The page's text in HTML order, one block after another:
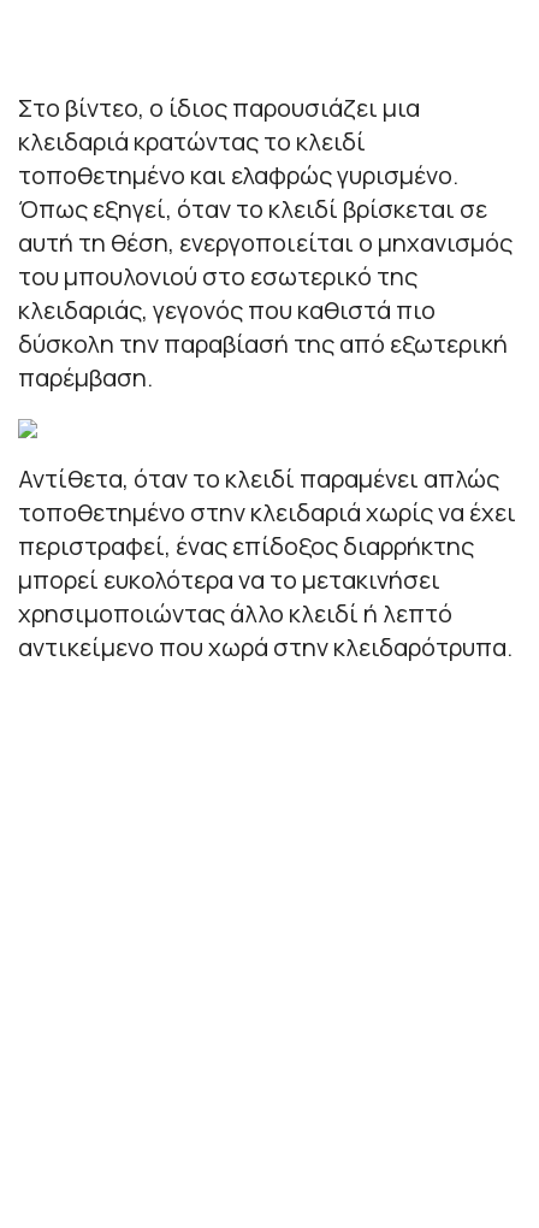
Στο βίντεο, ο ίδιος παρουσιάζει μια
κλειδαριά κρατώντας το κλειδί
τοποθετημένο και ελαφρώς γυρισμένο.
Όπως εξηγεί, όταν το κλειδί βρίσκεται σε
αυτή τη θέση, ενεργοποιείται ο μηχανισμός
του μπουλονιού στο εσωτερικό της
κλειδαριάς, γεγονός που καθιστά πιο
δύσκολη την παραβίασή της από εξωτερική
παρέμβαση.
Αντίθετα, όταν το κλειδί παραμένει απλώς
τοποθετημένο στην κλειδαριά χωρίς να έχει
περιστραφεί, ένας επίδοξος διαρρήκτης
μπορεί ευκολότερα να το μετακινήσει
χρησιμοποιώντας άλλο κλειδί ή λεπτό
αντικείμενο που χωρά στην κλειδαρότρυπα.